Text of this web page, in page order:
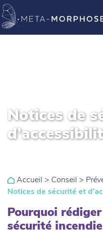
Notices de
Accueil > Conseil >
Notices de sécurité et
Pourquoi
sécurité